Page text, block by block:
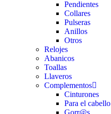
Pendientes
Collares
Pulseras
Anillos
Otros
Relojes
Abanicos
Toallas
Llaveros
Complementos
Cinturones
Para el cabello
Gorr@s